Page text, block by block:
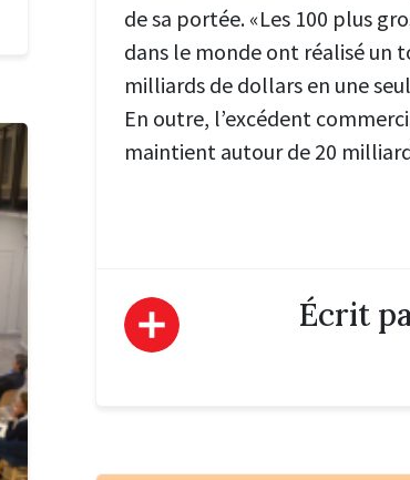
de sa portée. «Les 100 plus
dans le monde ont réalisé un
milliards de dollars en une
En outre, l’excédent
maintient autour de 20
Écrit